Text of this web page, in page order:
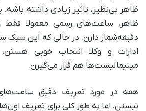
ظاهر بی‌نظیر، تاثیر زیادی داشته
ظاهر، ساعت‌های رسمی معمولا فقط
دقیقه‌شمار دارن. در حالی که این سبک
ادارات و وکلا اننخاب خوبی
مینیمالیست‌ها هم قرار می‌گیرن.
همه در مورد تعریف دقیق
نیستن. اما به طور کلی برای تعریف